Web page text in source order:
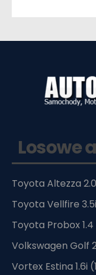
Losowe
Toyota Altezza 2.0
Toyota Vellfire
Toyota Probox 1.4
Volkswagen Golf
Vortex Estina 1.6i